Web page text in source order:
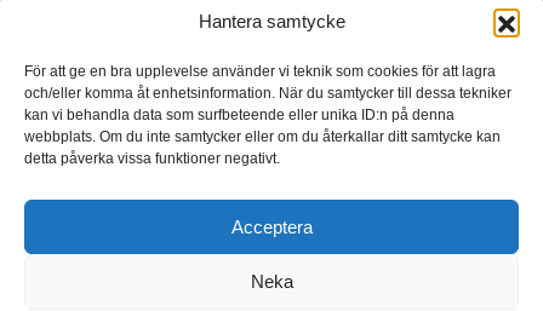
Hantera samtycke
För att ge en bra upplevelse använder vi teknik som cookies för att lagra
och/eller komma åt enhetsinformation. När du samtycker till dessa tekniker
kan vi behandla data som surfbeteende eller unika ID:n på denna
webbplats. Om du inte samtycker eller om du återkallar ditt samtycke kan
detta påverka vissa funktioner negativt.
Acceptera
Neka
OM FRISÖRSÖK
UPPDATERA SALONG